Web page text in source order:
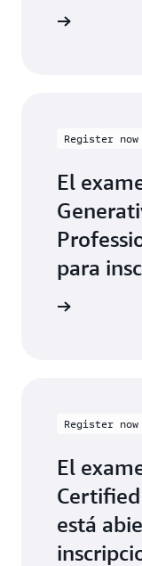
Register now
El
para
Register now
El
está